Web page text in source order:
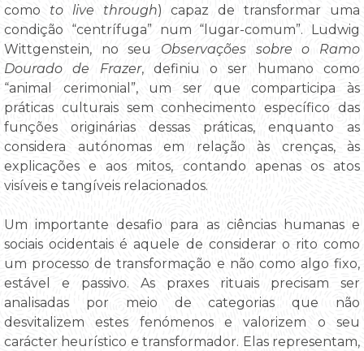
como to live through) capaz de transformar uma
condição “centrífuga” num “lugar-comum”. Ludwig
Wittgenstein, no seu Observações sobre o Ramo
Dourado de Frazer, definiu o ser humano como
“animal cerimonial”, um ser que comparticipa às
práticas culturais sem conhecimento específico das
funções originárias dessas práticas, enquanto as
considera autónomas em relação às crenças, às
explicações e aos mitos, contando apenas os atos
visíveis e tangíveis relacionados.
Um importante desafio para as ciências humanas e
sociais ocidentais é aquele de considerar o rito como
um processo de transformação e não como algo fixo,
estável e passivo. As praxes rituais precisam ser
analisadas por meio de categorias que não
desvitalizem estes fenómenos e valorizem o seu
carácter heurístico e transformador. Elas representam,